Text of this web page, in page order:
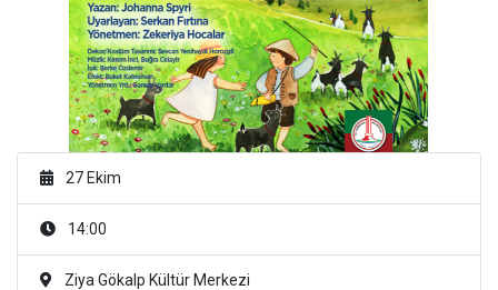
27 Ekim
14:00
Ziya Gökalp Kültür Merkezi